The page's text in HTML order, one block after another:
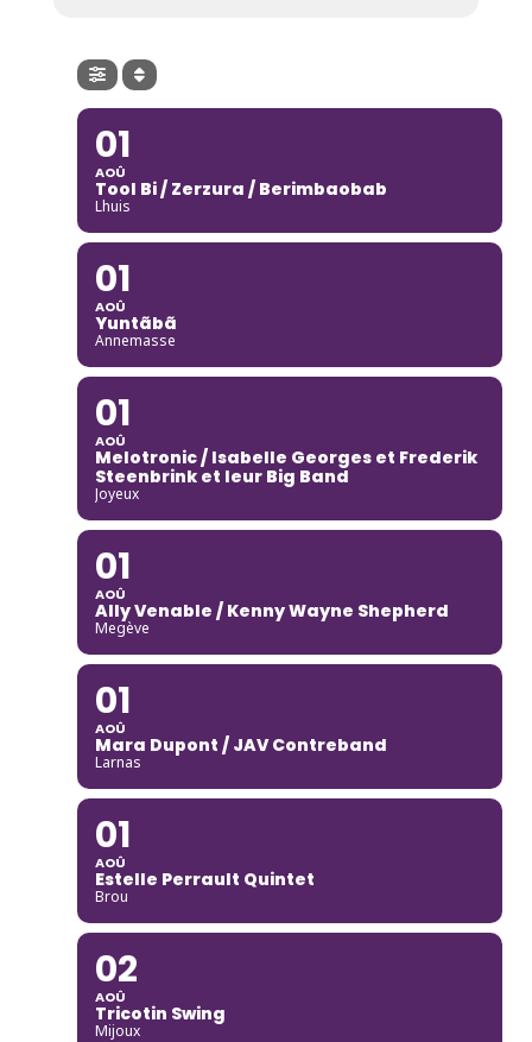
01
AOÛ
Tool Bi / Zerzura / Berimbaobab
Lhuis
01
AOÛ
Yuntãbã
Annemasse
01
AOÛ
Melotronic / Isabelle Georges et Frederik
Steenbrink et leur Big Band
Joyeux
01
AOÛ
Ally Venable / Kenny Wayne Shepherd
Megève
01
AOÛ
Mara Dupont / JAV Contreband
Larnas
01
AOÛ
Estelle Perrault Quintet
Brou
02
AOÛ
Tricotin Swing
Mijoux